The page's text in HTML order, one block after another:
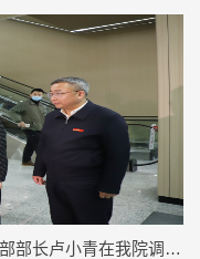
2026年1月14日，省委常委、省委宣传部部长卢小青在我院调研中医药文化传承创新工作